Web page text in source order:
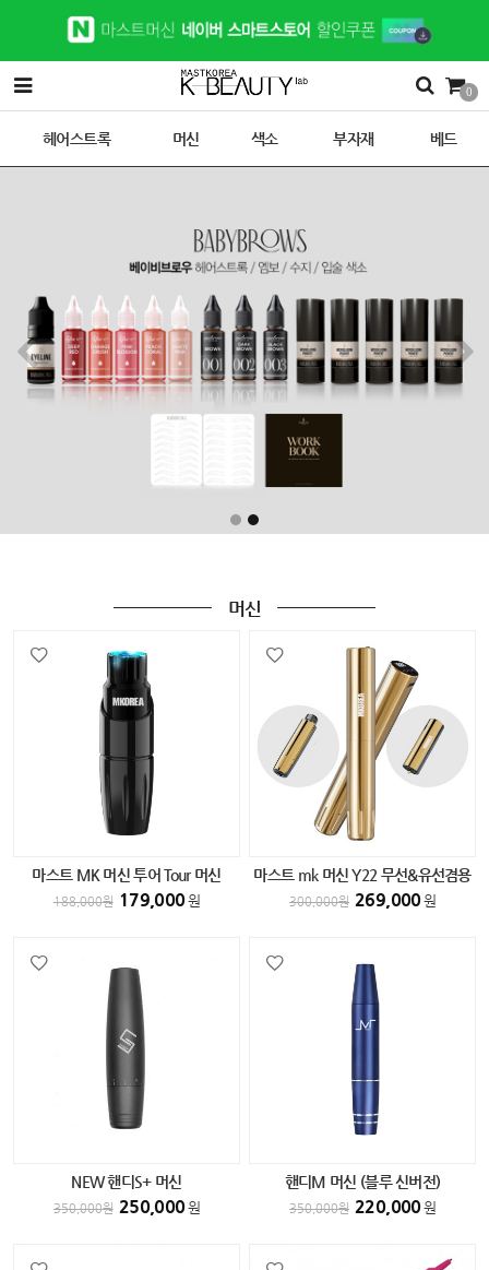
0
헤어스트록 머신 색소 부자재 베드
머신
마스트 MK 머신 투어 Tour 머신
BLACK
188,000원 179,000원
마스트 mk 머신 Y22 무선&유선겸용
머신 GOLD
300,000원 269,000원
NEW 핸디S+ 머신
350,000원 250,000원
핸디M 머신 (블루 신버전)
350,000원 220,000원